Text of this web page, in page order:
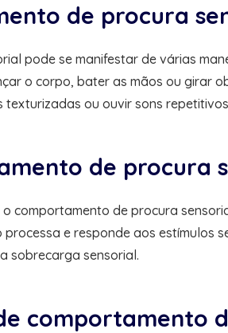
de procura
pode se manifestar de várias
o corpo, bater as mãos ou girar
ou ouvir sons
de procura
comportamento de procura
e responde aos estímulos
sobrecarga sensorial.
comportamento